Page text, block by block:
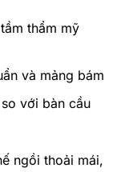
thẩm mỹ
và mảng bám
với bàn cầu
ngồi thoải mái,